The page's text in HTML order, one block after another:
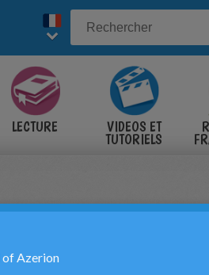
LECTURE VIDÉOS ET
TUTORIELS